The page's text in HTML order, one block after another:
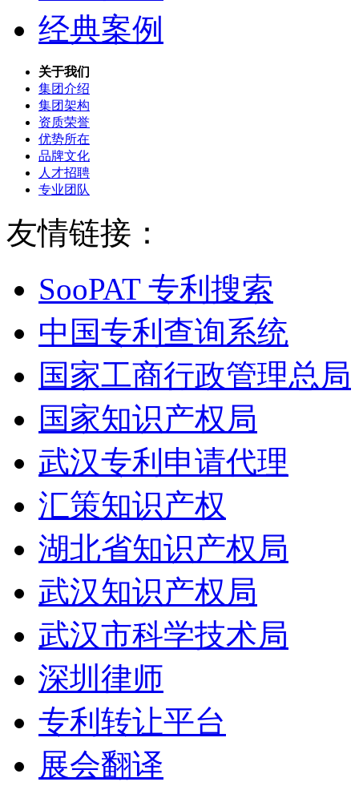
经典案例
关于我们
集团介绍
集团架构
资质荣誉
优势所在
品牌文化
人才招聘
专业团队
友情链接：
SooPAT 专利搜索
中国专利查询系统
国家工商行政管理总局
国家知识产权局
武汉专利申请代理
汇策知识产权
湖北省知识产权局
武汉知识产权局
武汉市科学技术局
深圳律师
专利转让平台
展会翻译